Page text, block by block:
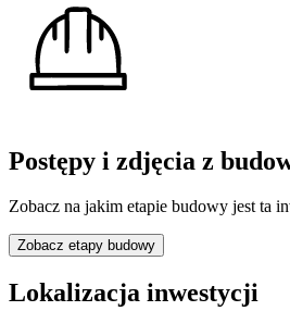
Postępy i zdjęcia z
Zobacz na jakim etapie budowy jest ta
Zobacz etapy budowy
Lokalizacja inwestycji